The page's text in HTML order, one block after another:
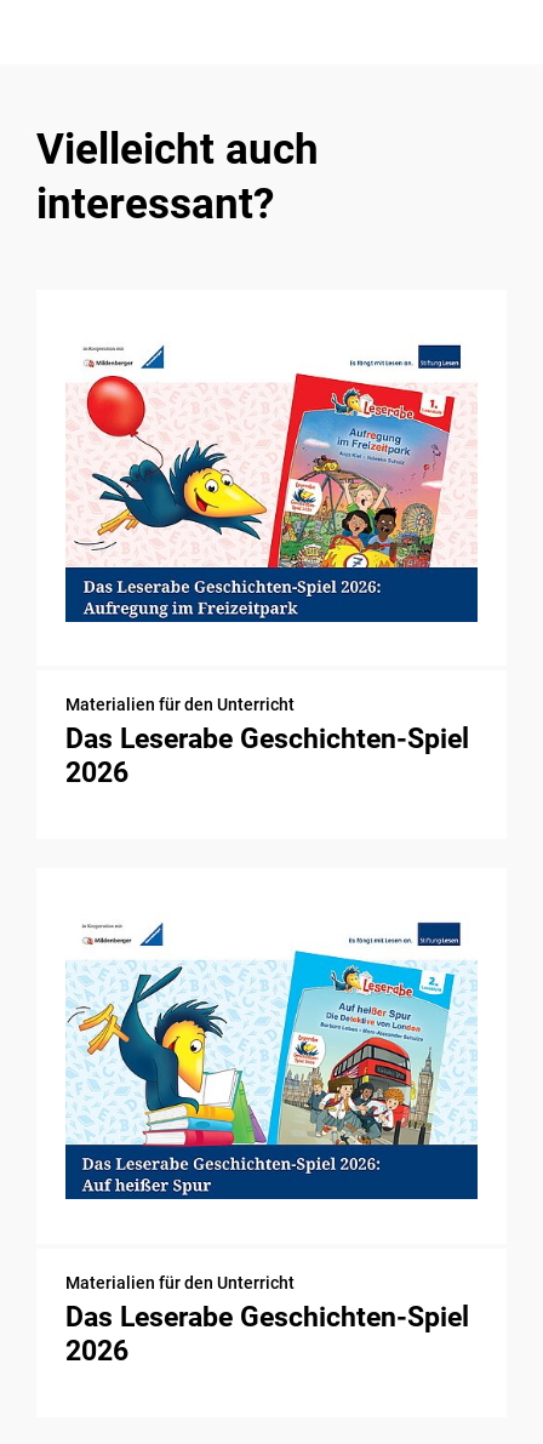
Vielleicht auch
interessant?
Materialien für den Unterricht
Das Leserabe Geschichten-Spiel
2026
Materialien für den Unterricht
Das Leserabe Geschichten-Spiel
2026